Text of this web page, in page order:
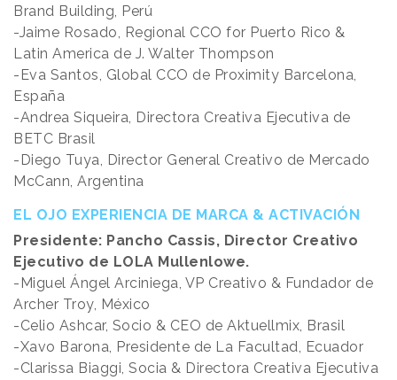
Brand Building, Perú
-Jaime Rosado, Regional CCO for Puerto Rico &
Latin America de J. Walter Thompson
-Eva Santos, Global CCO de Proximity Barcelona,
España
-Andrea Siqueira, Directora Creativa Ejecutiva de
BETC Brasil
-Diego Tuya, Director General Creativo de Mercado
McCann, Argentina
EL OJO EXPERIENCIA DE MARCA & ACTIVACIÓN
Presidente: Pancho Cassis, Director Creativo
Ejecutivo de LOLA Mullenlowe.
-Miguel Ángel Arciniega, VP Creativo & Fundador de
Archer Troy, México
-Celio Ashcar, Socio & CEO de Aktuellmix, Brasil
-Xavo Barona, Presidente de La Facultad, Ecuador
-Clarissa Biaggi, Socia & Directora Creativa Ejecutiva